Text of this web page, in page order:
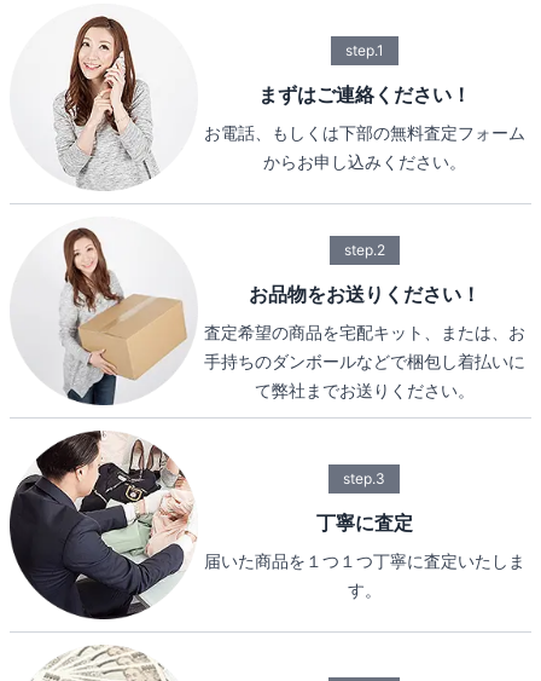
step.1
まずはご連絡ください！
お電話、もしくは下部の無料査定フォーム
からお申し込みください。
step.2
お品物をお送りください！
査定希望の商品を宅配キット、または、お
手持ちのダンボールなどで梱包し着払いに
て弊社までお送りください。
step.3
丁寧に査定
届いた商品を１つ１つ丁寧に査定いたしま
す。